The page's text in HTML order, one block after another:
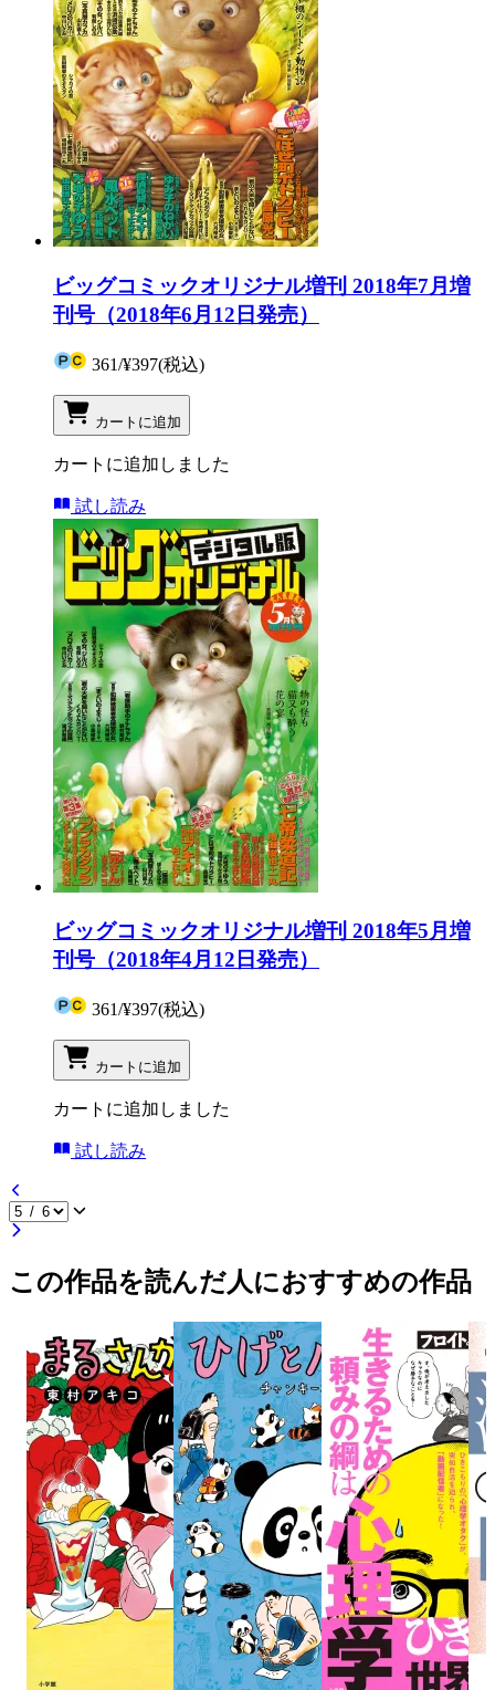
ビッグコミックオリジナル増刊 2018年7月増
刊号（2018年6月12日発売）
361/¥397(税込)
カートに追加
カートに追加しました
試し読み
ビッグコミックオリジナル増刊 2018年5月増
刊号（2018年4月12日発売）
361/¥397(税込)
カートに追加
カートに追加しました
試し読み
この作品を読んだ人におすすめの作品